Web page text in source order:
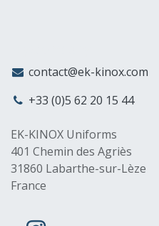
contact@ek-kinox.com
+33 (0)5 62 20 15 44
EK-KINOX Uniforms
401 Chemin des Agriès
31860 Labarthe-sur-Lèze
France